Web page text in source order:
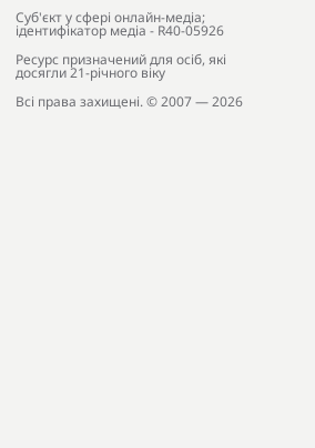
Cуб'єкт у сфері онлайн-медіа;
ідентифікатор медіа - R40-05926
Ресурс призначений для осіб, які
досягли 21-річного віку
Всі права захищені. © 2007 — 2026